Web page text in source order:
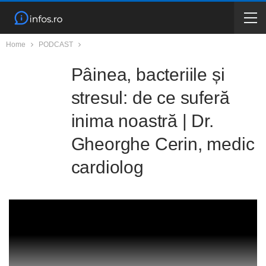
Home PODCAST
Pâinea, bacteriile și
stresul: de ce suferă
inima noastră | Dr.
Gheorghe Cerin, medic
cardiolog